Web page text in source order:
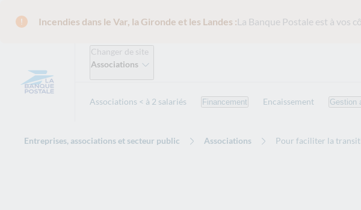
Incendies dans le Var, la Gironde et les Landes :La Banque Postale est à vos
Changer de site
Associations
Associations < à 2 salariés Financement Encaissement Gestion
Entreprises, associations et secteur public Associations Pour faciliter la